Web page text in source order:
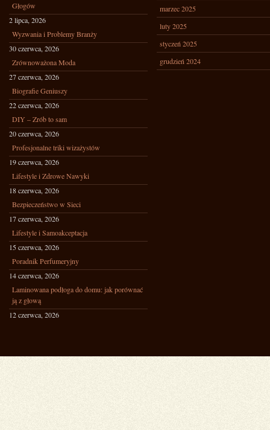
Głogów
2 lipca, 2026
Wyzwania i Problemy Branży
30 czerwca, 2026
Zrównoważona Moda
27 czerwca, 2026
Biografie Geniuszy
22 czerwca, 2026
DIY – Zrób to sam
20 czerwca, 2026
Profesjonalne triki wizażystów
19 czerwca, 2026
Lifestyle i Zdrowe Nawyki
18 czerwca, 2026
Bezpieczeństwo w Sieci
17 czerwca, 2026
Lifestyle i Samoakceptacja
15 czerwca, 2026
Poradnik Perfumeryjny
14 czerwca, 2026
Laminowana podłoga do domu: jak porównać
ją z głową
12 czerwca, 2026
marzec 2025
luty 2025
styczeń 2025
grudzień 2024